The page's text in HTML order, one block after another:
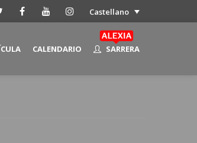
Castellano
CALENDARIO SARRERA